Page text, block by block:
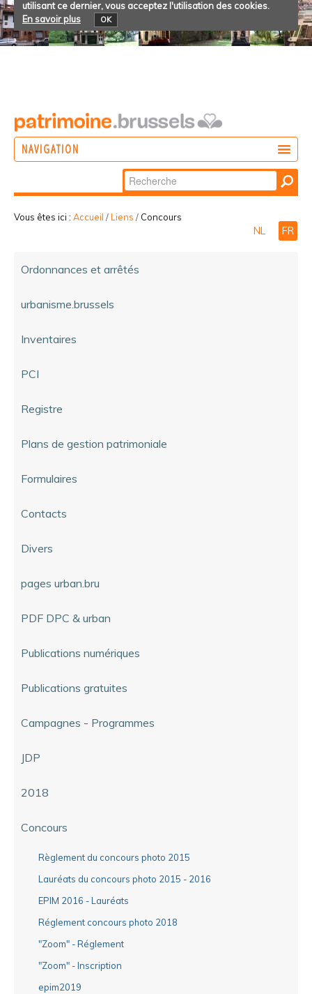
utilisant ce dernier, vous acceptez l'utilisation des cookies.
En savoir plus
OK
NAVIGATION
Chercher par
Recherche
avancée…
Vous êtes ici : Accueil /Liens / Concours
NL FR
Ordonnances et arrêtés
urbanisme.brussels
Inventaires
PCI
Registre
Plans de gestion patrimoniale
Formulaires
Contacts
Divers
pages urban.bru
PDF DPC & urban
Publications numériques
Publications gratuites
Campagnes - Programmes
JDP
2018
Concours
Règlement du concours photo 2015
Lauréats du concours photo 2015 - 2016
EPIM 2016 - Lauréats
Réglement concours photo 2018
"Zoom" - Réglement
"Zoom" - Inscription
epim2019